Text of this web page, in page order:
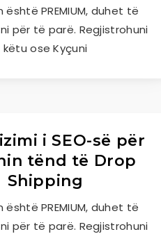
është PREMIUM, duhet të
për të parë. Regjistrohuni
këtu ose Kyçuni
i SEO-së për
tënd të Drop
Shipping
është PREMIUM, duhet të
për të parë. Regjistrohuni